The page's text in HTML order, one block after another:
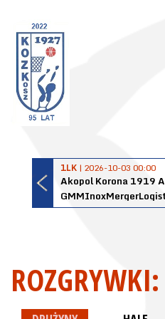
1LK | 2026-10-03 00:00
ROZGRYWKI: